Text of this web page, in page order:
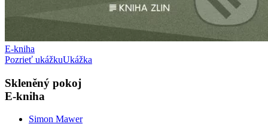
E-kniha
Pozrieť ukážkuUkážka
Skleněný pokoj
E-kniha
Simon Mawer